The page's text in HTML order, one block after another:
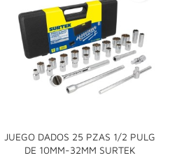
JUEGO DADOS 25 PZAS 1/2 PULG
DE 10MM-32MM SURTEK
